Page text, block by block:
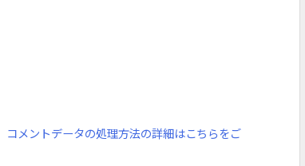
コメントデータの処理方法の詳細はこちらをご